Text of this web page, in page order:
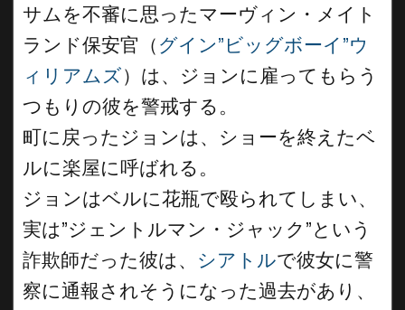
サムを不審に思ったマーヴィン・メイト
ランド保安官（ グイン”ビッグボーイ”ウ
ィリアムズ）は、ジョンに雇ってもらう
つもりの彼を警戒する。
町に戻ったジョンは、ショーを終えたベ
ルに楽屋に呼ばれる。
ジョンはベルに花瓶で殴られてしまい、
実は”ジェントルマン・ジャック”という
詐欺師だった彼は、 シアトルで彼女に警
察に通報されそうになった過去があり、